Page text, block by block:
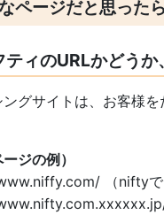
ページだと思った
ティのURLかどう
ングサイトは、お客様
ジの例）
（niftyで